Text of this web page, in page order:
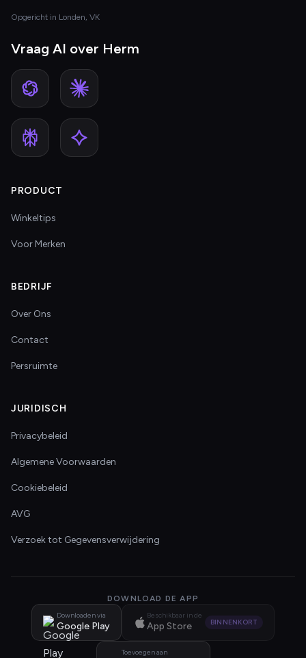
Opgericht in Londen, VK
Vraag AI over Herm
PRODUCT
Winkeltips
Voor Merken
BEDRIJF
Over Ons
Contact
Persruimte
JURIDISCH
Privacybeleid
Algemene Voorwaarden
Cookiebeleid
AVG
Verzoek tot Gegevensverwijdering
DOWNLOAD DE APP
Downloaden via
Google Play
Beschikbaar in de
App Store BINNENKORT
Toevoegen aan